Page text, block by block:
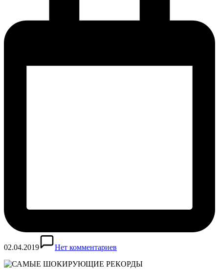
02.04.2019 Нет комментариев